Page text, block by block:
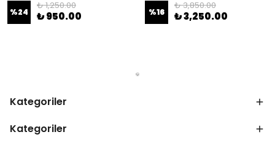
%24
₺ 1,250.00
₺ 950.00 %16
₺ 3,850.00
₺ 3,250.00
Kategoriler
Kategoriler